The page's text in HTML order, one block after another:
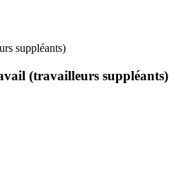
suppléants)
(travailleurs suppléants)